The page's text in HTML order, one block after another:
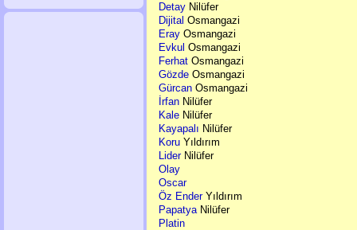
Detay Nilüfer
Dijital Osmangazi
Eray Osmangazi
Evkul Osmangazi
Ferhat Osmangazi
Gözde Osmangazi
Gürcan Osmangazi
İrfan Nilüfer
Kale Nilüfer
Kayapalı Nilüfer
Koru Yıldırım
LiderNilüfer
Olay
Oscar
Öz EnderYıldırım
PapatyaNilüfer
Platin